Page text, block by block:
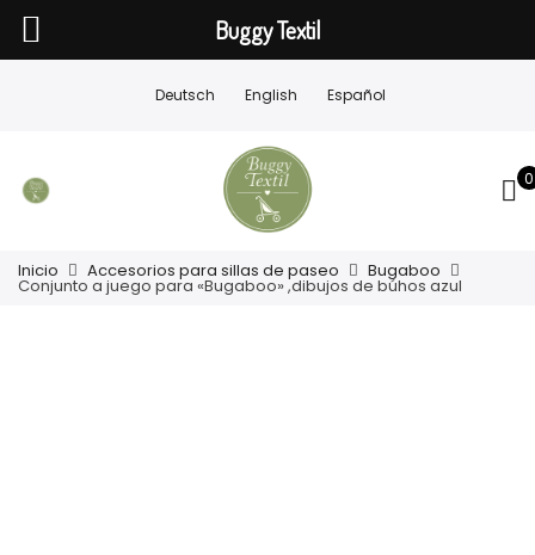
Deutsch English Español
0
Inicio Accesorios para sillas de paseo Bugaboo
Conjunto a juego para «Bugaboo» ,dibujos de búhos azul
Buggy Textil